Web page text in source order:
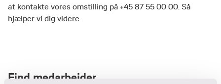
at kontakte vores omstilling på +45 87 55 00 00. Så
hjælper vi dig videre.
Find medarbejder